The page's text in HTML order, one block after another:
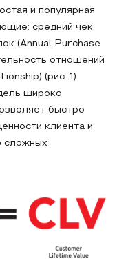
и популярная
средний чек
(Annual Purchase
отношений
(рис. 1).
широко
быстро
клиента и
сложных